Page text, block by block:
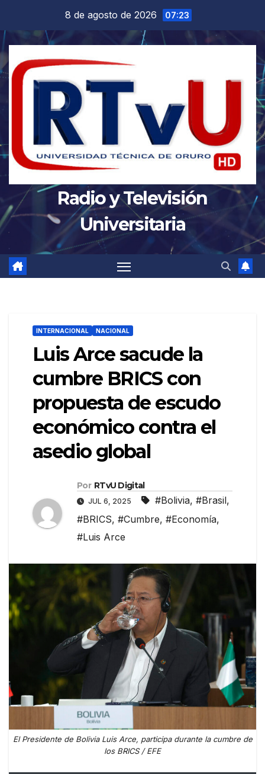
contenido
8 de agosto de 2026 07:23
Radio y Televisión
Universitaria
INTERNACIONAL NACIONAL
Luis Arce sacude la
cumbre BRICS con
propuesta de escudo
económico contra el
asedio global
Por RTvU Digital
JUL 6, 2025 #Bolivia, #Brasil,
#BRICS, #Cumbre, #Economía,
#Luis Arce
El Presidente de Bolivia Luis Arce, participa durante la cumbre de
los BRICS / EFE